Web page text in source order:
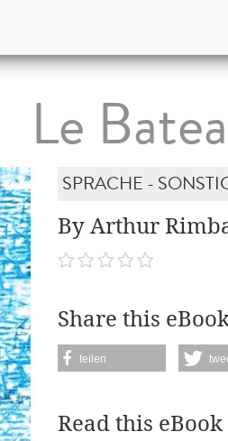
Le
SPRACHE -
By Arthur
Share this
teilen
Read this